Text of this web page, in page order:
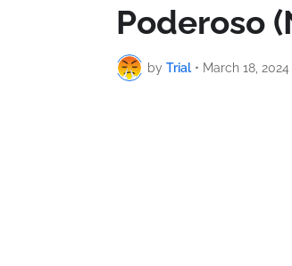
Poderoso
by Trial • March 18, 2024